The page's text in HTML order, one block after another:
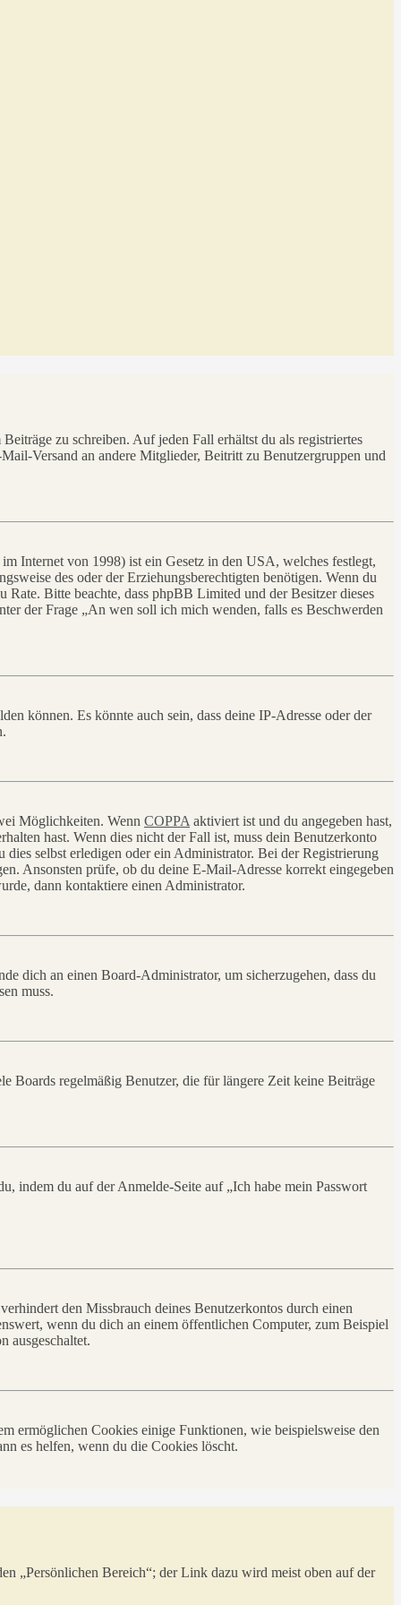
zu schreiben. Auf jeden Fall erhältst du als registriertes
Versand an andere Mitglieder, Beitritt zu Benutzergruppen und
Internet von 1998) ist ein Gesetz in den USA, welches festlegt,
des oder der Erziehungsberechtigten benötigen. Wenn du
Bitte beachte, dass phpBB Limited und der Besitzer dieses
der Frage „An wen soll ich mich wenden, falls es Beschwerden
können. Es könnte auch sein, dass deine IP-Adresse oder der
Möglichkeiten. Wenn COPPA aktiviert ist und du angegeben hast,
hast. Wenn dies nicht der Fall ist, muss dein Benutzerkonto
selbst erledigen oder ein Administrator. Bei der Registrierung
Ansonsten prüfe, ob du deine E-Mail-Adresse korrekt eingegeben
dann kontaktiere einen Administrator.
dich an einen Board-Administrator, um sicherzugehen, dass du
muss.
Boards regelmäßig Benutzer, die für längere Zeit keine Beiträge
indem du auf der Anmelde-Seite auf „Ich habe mein Passwort
den Missbrauch deines Benutzerkontos durch einen
wenn du dich an einem öffentlichen Computer, zum Beispiel
ausgeschaltet.
ermöglichen Cookies einige Funktionen, wie beispielsweise den
es helfen, wenn du die Cookies löscht.
„Persönlichen Bereich“; der Link dazu wird meist oben auf der